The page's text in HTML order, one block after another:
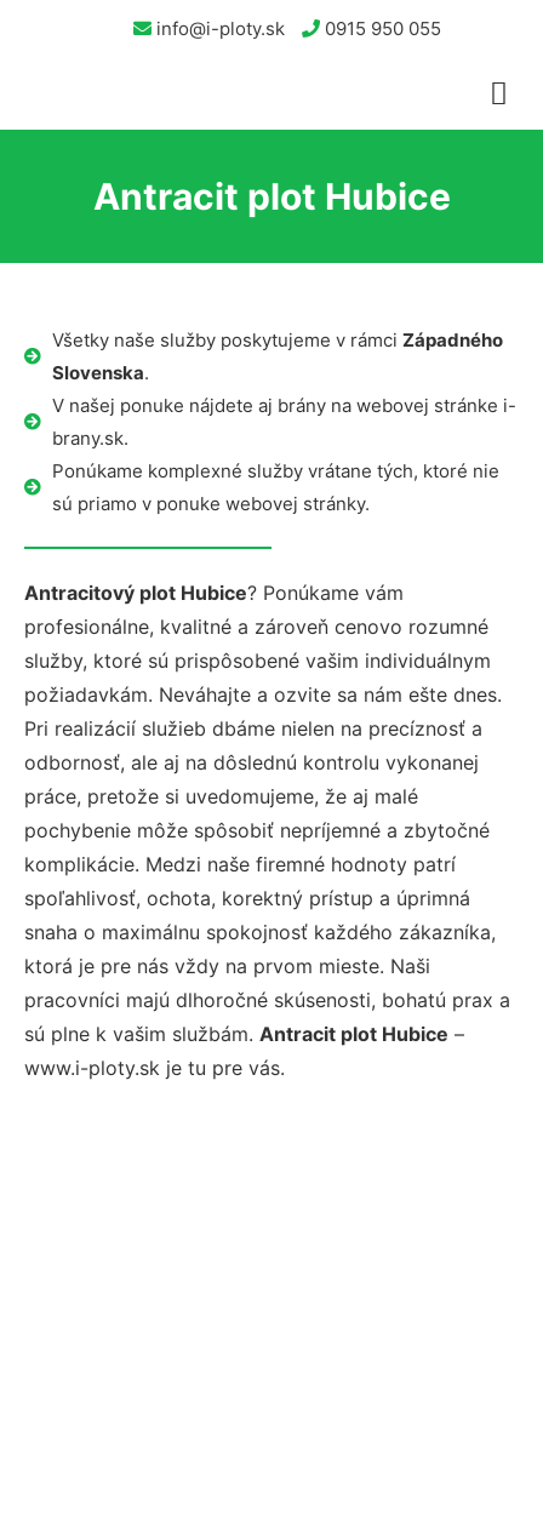
info@i-ploty.sk 0915 950 055
Antracit plot Hubice
Všetky naše služby poskytujeme v rámci Západného
Slovenska.
V našej ponuke nájdete aj brány na webovej stránke i-
brany.sk.
Ponúkame komplexné služby vrátane tých, ktoré nie
sú priamo v ponuke webovej stránky.
Antracitový plot Hubice? Ponúkame vám
profesionálne, kvalitné a zároveň cenovo rozumné
služby, ktoré sú prispôsobené vašim individuálnym
požiadavkám. Neváhajte a ozvite sa nám ešte dnes.
Pri realizácií služieb dbáme nielen na precíznosť a
odbornosť, ale aj na dôslednú kontrolu vykonanej
práce, pretože si uvedomujeme, že aj malé
pochybenie môže spôsobiť nepríjemné a zbytočné
komplikácie. Medzi naše firemné hodnoty patrí
spoľahlivosť, ochota, korektný prístup a úprimná
snaha o maximálnu spokojnosť každého zákazníka,
ktorá je pre nás vždy na prvom mieste. Naši
pracovníci majú dlhoročné skúsenosti, bohatú prax a
sú plne k vašim službám. Antracit plot Hubice –
www.i-ploty.sk je tu pre vás.